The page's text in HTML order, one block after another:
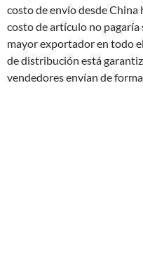
costo de envío desde China
costo de artículo no pagaría
mayor exportador en todo
de distribución está
vendedores envían de